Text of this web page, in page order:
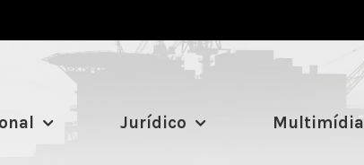
Jurídico Multimídia